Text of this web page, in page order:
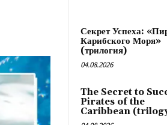
Секрет Успеха:
Карибского Моря»
(трилогия)
04.08.2026
The Secret to
Pirates of the
Caribbean